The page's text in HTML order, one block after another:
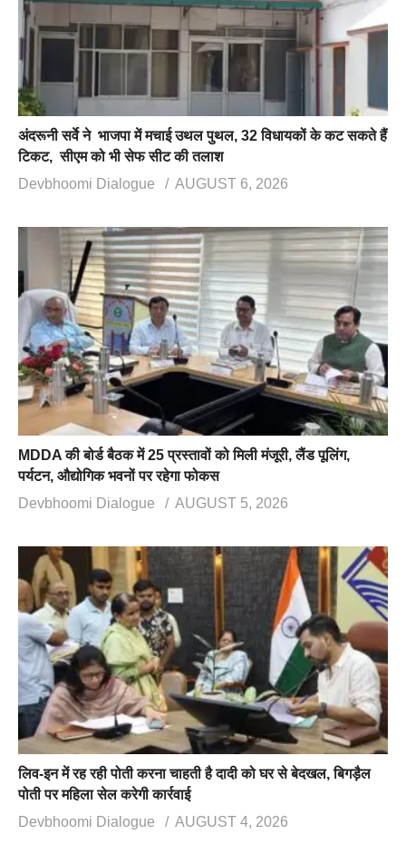
अंदरूनी सर्वे ने भाजपा में मचाई उथल पुथल, 32 विधायकों के कट सकते हैं
टिकट, सीएम को भी सेफ सीट की तलाश
Devbhoomi Dialogue
AUGUST 6, 2026
MDDA की बोर्ड बैठक में 25 प्रस्तावों को मिली मंजूरी, लैंड पूलिंग,
पर्यटन, औद्योगिक भवनों पर रहेगा फोकस
Devbhoomi Dialogue
AUGUST 5, 2026
लिव-इन में रह रही पोती करना चाहती है दादी को घर से बेदखल, बिगड़ैल
पोती पर महिला सेल करेगी कार्रवाई
Devbhoomi Dialogue
AUGUST 4, 2026